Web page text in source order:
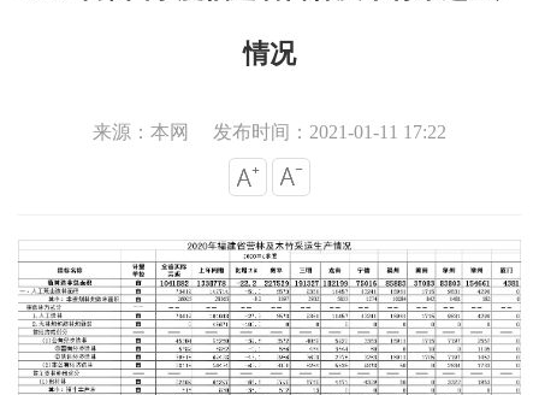
情况
来源：本网 发布时间：2021-01-11 17:22